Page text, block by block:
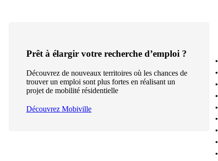
Prêt à élargir votre recherche d’emploi ?
Découvrez de nouveaux territoires où les chances de
trouver un emploi sont plus fortes en réalisant un
projet de mobilité résidentielle
Découvrez Mobiville